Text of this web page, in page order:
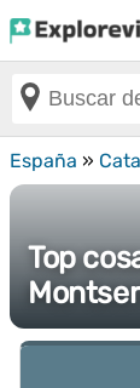
España »
Top